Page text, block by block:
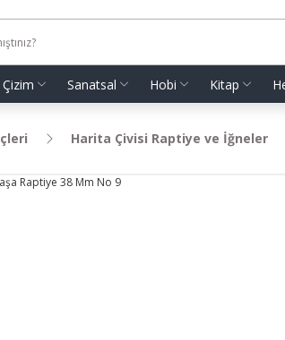
Çizim Sanatsal Hobi Kitap
Harita Çivisi Raptiye ve İğneler